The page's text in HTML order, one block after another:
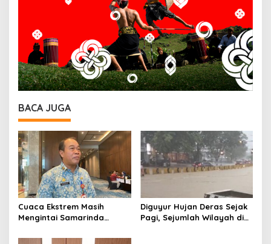
BACA JUGA
Cuaca Ekstrem Masih
Mengintai Samarinda
Tingkatkan Kesiapsiagaan
Diguyur Hujan Deras Sejak
Pagi, Sejumlah Wilayah di